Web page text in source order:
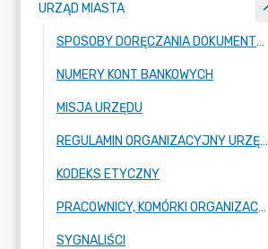
URZĄD MIASTA
SPOSOBY DORĘCZANIA DOKUMENTÓW DO URZĘDU MIASTA RADZIONKÓW
NUMERY KONT BANKOWYCH
MISJA URZĘDU
REGULAMIN ORGANIZACYJNY URZĘDU
KODEKS ETYCZNY
PRACOWNICY, KOMÓRKI ORGANIZACYJNE URZĘDU
SYGNALIŚCI